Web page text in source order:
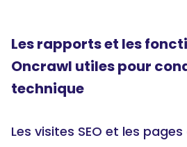
Les rapports et les
Oncrawl utiles pour
technique
Les visites SEO et les pages